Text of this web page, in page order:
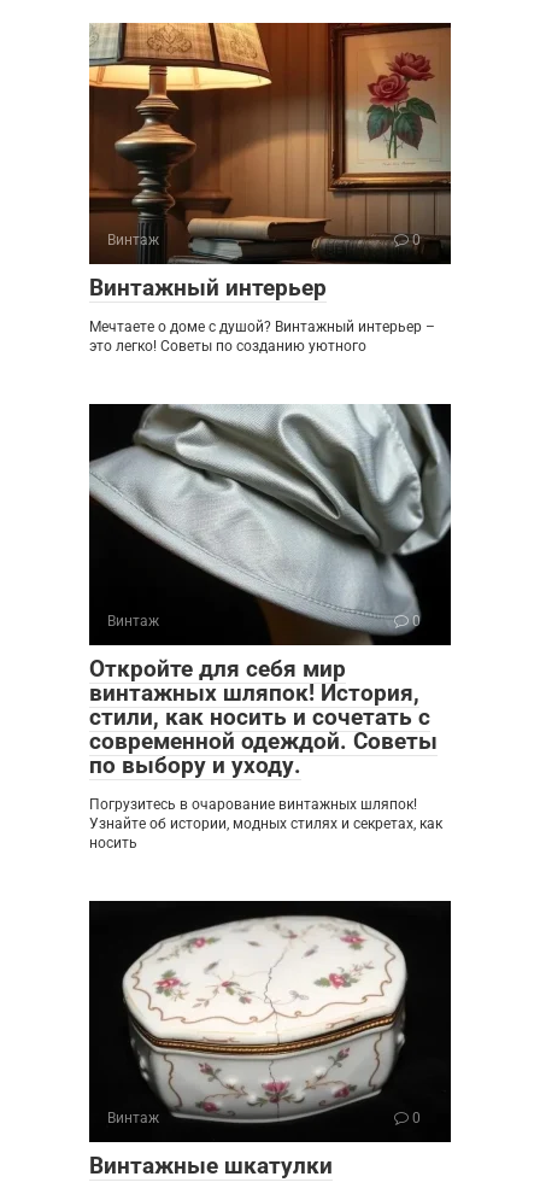
Винтаж 0
Винтажный интерьер
Мечтаете о доме с душой? Винтажный интерьер –
это легко! Советы по созданию уютного
Винтаж 0
Откройте для себя мир
винтажных шляпок! История,
стили, как носить и сочетать с
современной одеждой. Советы
по выбору и уходу.
Погрузитесь в очарование винтажных шляпок!
Узнайте об истории, модных стилях и секретах, как
носить
Винтаж 0
Винтажные шкатулки